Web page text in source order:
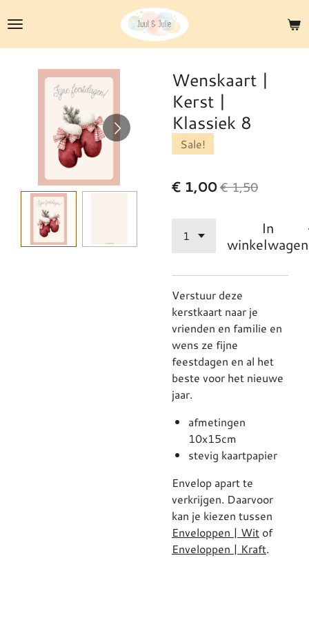
direct
naar
hoofdinhoud
Wenskaart |
Kerst |
Klassiek 8
Sale!
€ 1,00€ 1,50
In
winkelwagen
Verstuur deze
kerstkaart naar je
vrienden en familie en
wens ze fijne
feestdagen en al het
beste voor het nieuwe
jaar.
afmetingen
10x15cm
stevig kaartpapier
Envelop apart te
verkrijgen. Daarvoor
kan je kiezen tussen
Enveloppen | Wit of
Enveloppen | Kraft.